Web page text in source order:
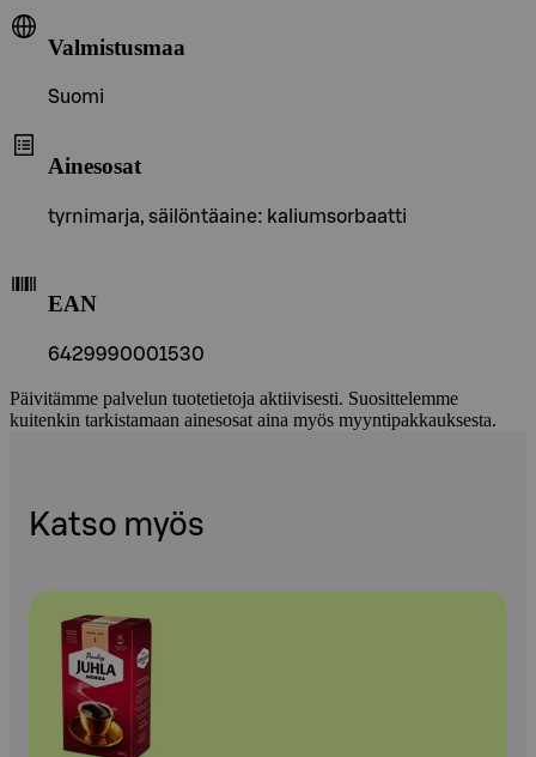
Valmistusmaa
Suomi
Ainesosat
tyrnimarja, säilöntäaine: kaliumsorbaatti
EAN
6429990001530
Päivitämme palvelun tuotetietoja aktiivisesti. Suosittelemme
kuitenkin tarkistamaan ainesosat aina myös myyntipakkauksesta.
Katso myös